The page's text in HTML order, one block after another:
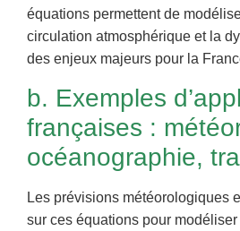
équations permettent de
circulation atmosphérique et la
des enjeux majeurs pour la
b. Exemples
françaises :
océanographie,
Les prévisions météorologiques
sur ces équations pour